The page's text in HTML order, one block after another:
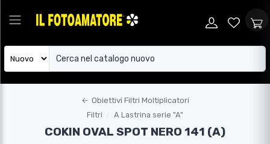
← Obiettivi Filtri Moltiplicatori
Filtri
A Lastrina serie "A"
COKIN OVAL SPOT NERO 141 (A)